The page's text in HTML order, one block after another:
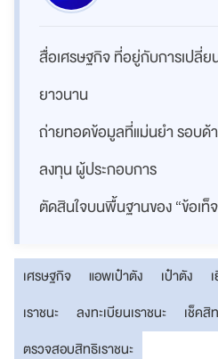
สื่อเศรษฐกิจ ที่อยู่กับการเปลี่ย
ยาวนาน
ถ่ายทอดข้อมูลที่แม่นยำ รอบด้
ลงทุน ผู้ประกอบการ
ตัดสินใจบนพื้นฐานของ “ข้อเท็จ
เศรษฐกิจ แอพเป๋าตัง เป๋าตัง
เราชนะ
ลงทะเบียนเราชนะ
เช็คสิ
ตรวจสอบสิทธิเราชนะ